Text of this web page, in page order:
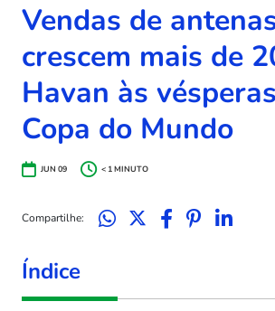
Vendas de
crescem mais de
Havan às
Copa do Mundo
JUN 09 < 1MINUTO
Compartilhe:
Índice